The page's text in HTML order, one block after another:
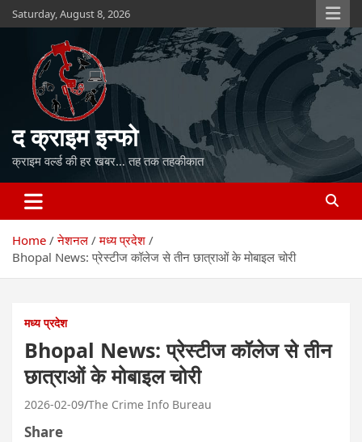
Skip
to
Saturday, August 8, 2026
द क्राइम इन्फो
क्राइम वर्ल्ड की हर खबर… तह तक तहकीकात
Home नेशनल
मध्य प्रदेश
Bhopal News: प्रेस्टीज कॉलेज से तीन छात्राओं के मोबाइल चोरी
मध्य प्रदेश
Bhopal News: प्रेस्टीज कॉलेज से तीन
छात्राओं के मोबाइल चोरी
2026-02-09 The Crime Info Bureau
Share